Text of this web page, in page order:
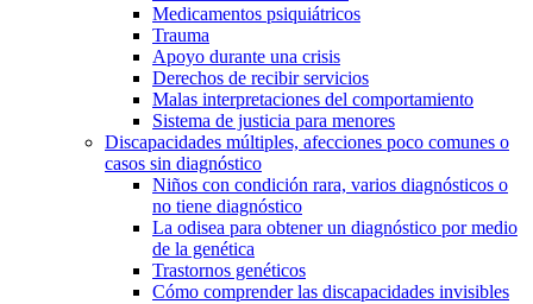
Medicamentos psiquiátricos
Trauma
Apoyo durante una crisis
Derechos de recibir servicios
Malas interpretaciones del comportamiento
Sistema de justicia para menores
Discapacidades múltiples, afecciones poco comunes o
casos sin diagnóstico
Niños con condición rara, varios diagnósticos o
no tiene diagnóstico
La odisea para obtener un diagnóstico por medio
de la genética
Trastornos genéticos
Cómo comprender las discapacidades invisibles